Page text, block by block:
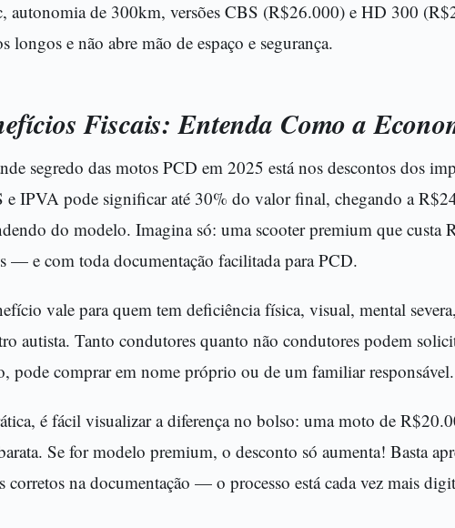
autonomia de 300km, versões CBS (R$26.000) e HD 300
longos e não abre mão de espaço e segurança.
Fiscais: Entenda Como a
segredo das motos PCD em 2025 está nos descontos dos
e IPVA pode significar até 30% do valor final, chegando a
do modelo. Imagina só: uma scooter premium que custa
— e com toda documentação facilitada para PCD.
vale para quem tem deficiência física, visual, mental
autista. Tanto condutores quanto não condutores podem
pode comprar em nome próprio ou de um familiar responsável.
é fácil visualizar a diferença no bolso: uma moto de
Se for modelo premium, o desconto só aumenta! Basta
corretos na documentação — o processo está cada vez mais